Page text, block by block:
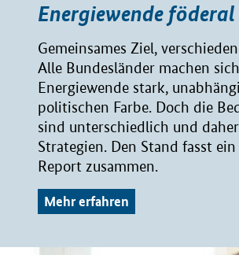
Energiewende föderal
Gemeinsames Ziel,
Alle Bundesländer machen
Energiewende stark,
politischen Farbe. Doch die
sind unterschiedlich und
Strategien. Den Stand fasst
Report zusammen.
Mehr erfahren